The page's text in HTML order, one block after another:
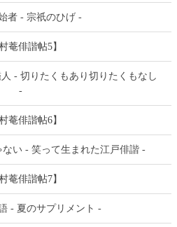
者 - 宗祇のひげ -
菴俳諧帖5】
- 切りたくもあり切りたくもなし
-
菴俳諧帖6】
い - 笑って生まれた江戸俳諧 -
菴俳諧帖7】
- 夏のサプリメント -